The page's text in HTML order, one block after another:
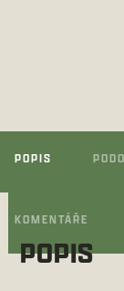
POPIS
KOMENTÁŘE
POPIS